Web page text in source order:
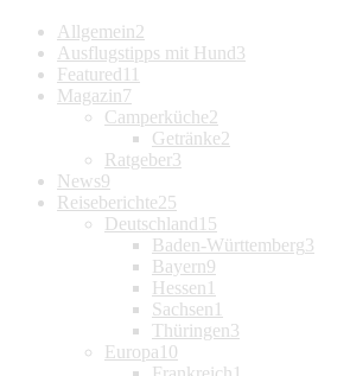
Allgemein2
Ausflugstipps mit Hund3
Featured 11
Magazin7
Camperküche2
Getränke2
Ratgeber3
News9
Reiseberichte25
Deutschland 15
Baden-Württemberg3
Bayern9
Hessen 1
Sachsen 1
Thüringen3
Europa 10